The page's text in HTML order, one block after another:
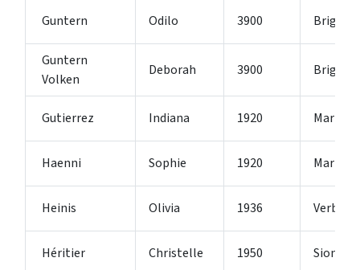
Guntern Odilo 3900 Brig
Guntern
Volken
Deborah 3900 Brig-
Gutierrez Indiana 1920
Haenni Sophie 1920
Heinis Olivia 1936 Verbier
Héritier Christelle 1950 Sion